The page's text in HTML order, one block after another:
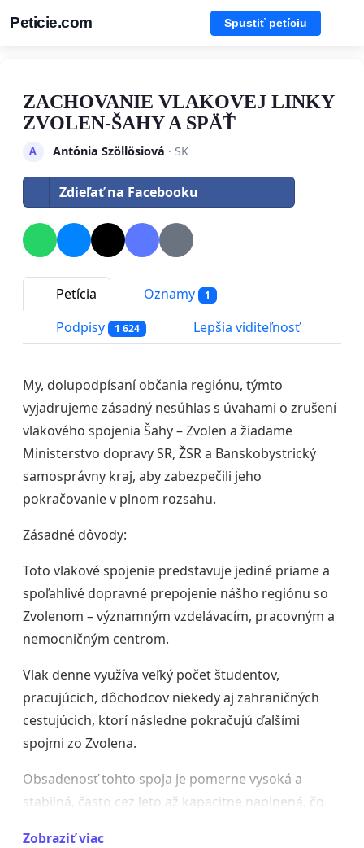
Peticie.com Spustiť petíciu
ZACHOVANIE VLAKOVEJ LINKY
ZVOLEN-ŠAHY A SPÄŤ
A Antónia Szöllösiová · SK
Zdieľať na Facebooku
Petícia Oznamy 1
Podpisy 1 624 Lepšia viditeľnosť
My, dolupodpísaní občania regiónu, týmto
vyjadrujeme zásadný nesúhlas s úvahami o zrušení
vlakového spojenia Šahy – Zvolen a žiadame
Ministerstvo dopravy SR, ŽSR a Banskobystrický
samosprávny kraj, aby zabezpečili jeho
pokračovanie v plnom rozsahu.
Zásadné dôvody:
Toto vlakové spojenie predstavuje jediné priame a
spoľahlivé dopravné prepojenie nášho regiónu so
Zvolenom – významným vzdelávacím, pracovným a
nemocničným centrom.
Vlak denne využíva veľký počet študentov,
pracujúcich, dôchodcov niekedy aj zahraničných
cestujúcich, ktorí následne pokračujú ďalšími
spojmi zo Zvolena.
Obsadenosť tohto spoja je pomerne vysoká a
stabilná, často cez leto až kapacitne naplnená, čo
Zobraziť viac